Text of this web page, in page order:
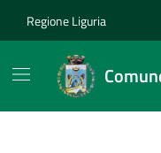
Regione Liguria